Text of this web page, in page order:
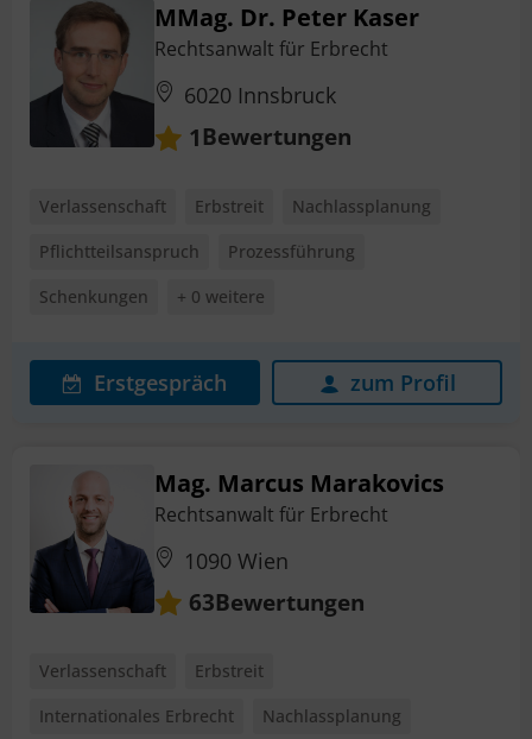
MMag. Dr. Peter Kaser
Rechtsanwalt für Erbrecht
6020 Innsbruck
1Bewertungen
Verlassenschaft Erbstreit
Nachlassplanung
Pflichtteilsanspruch
Prozessführung
Schenkungen
+ 0 weitere
Erstgespräch zum Profil
Mag. Marcus Marakovics
Rechtsanwalt für Erbrecht
1090 Wien
63Bewertungen
Verlassenschaft
Erbstreit
Internationales Erbrecht
Nachlassplanung